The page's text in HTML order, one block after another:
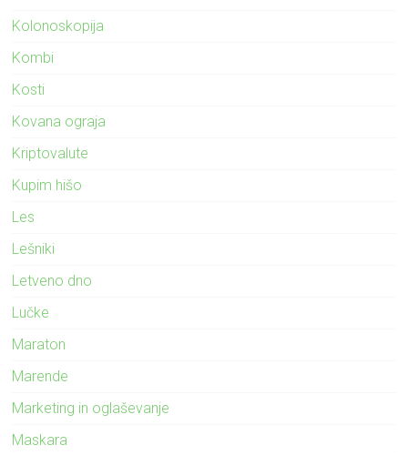
Kolonoskopija
Kombi
Kosti
Kovana ograja
Kriptovalute
Kupim hišo
Les
Lešniki
Letveno dno
Lučke
Maraton
Marende
Marketing in oglaševanje
Maskara